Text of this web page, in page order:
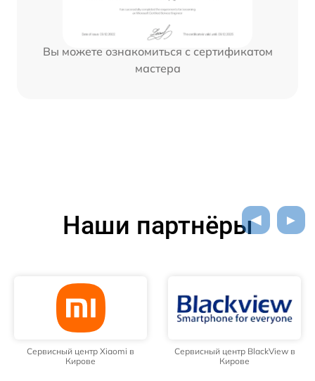
Вы можете ознакомиться с сертификатом
мастера
Наши партнёры
Сервисный центр Xiaomi в
Кирове
Сервисный центр BlackView в
Кирове